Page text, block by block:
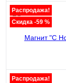
Распродажа!
Скидка -59 %
Распродажа!